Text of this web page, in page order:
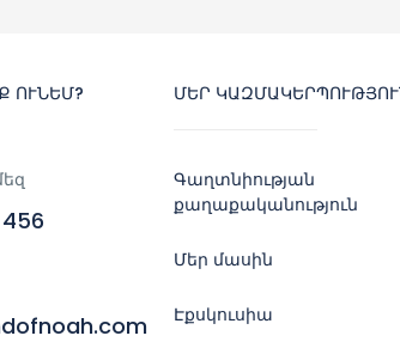
ՈՒՆԵՄ? ՄԵՐ
Գաղտնիության
քաղաքականություն
Մեր մասին
Էքսկուսիա